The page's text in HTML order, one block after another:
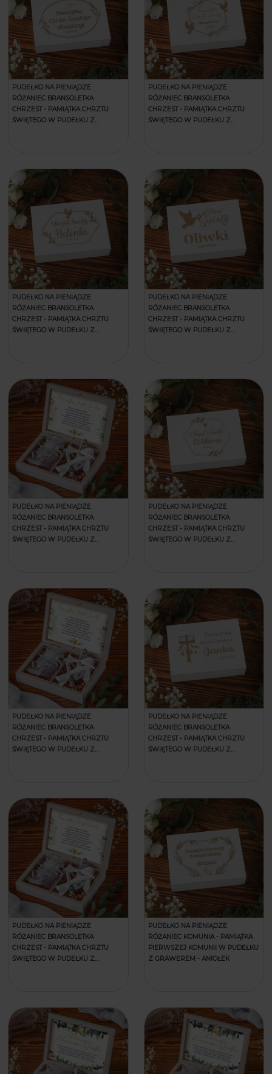
PUDEŁKO NA PIENIĄDZE
RÓŻANIEC BRANSOLETKA
CHRZEST - PAMIĄTKA CHRZTU
ŚWIĘTEGO W PUDEŁKU Z
PUDEŁKO NA PIENIĄDZE
RÓŻANIEC BRANSOLETKA
CHRZEST - PAMIĄTKA CHRZTU
ŚWIĘTEGO W PUDEŁKU Z
PUDEŁKO NA PIENIĄDZE
RÓŻANIEC BRANSOLETKA
CHRZEST - PAMIĄTKA CHRZTU
ŚWIĘTEGO W PUDEŁKU Z
PUDEŁKO NA PIENIĄDZE
RÓŻANIEC BRANSOLETKA
CHRZEST - PAMIĄTKA CHRZTU
ŚWIĘTEGO W PUDEŁKU Z
PUDEŁKO NA PIENIĄDZE
RÓŻANIEC BRANSOLETKA
CHRZEST - PAMIĄTKA CHRZTU
ŚWIĘTEGO W PUDEŁKU Z
PUDEŁKO NA PIENIĄDZE
RÓŻANIEC BRANSOLETKA
CHRZEST - PAMIĄTKA CHRZTU
ŚWIĘTEGO W PUDEŁKU Z
PUDEŁKO NA PIENIĄDZE
RÓŻANIEC BRANSOLETKA
CHRZEST - PAMIĄTKA CHRZTU
ŚWIĘTEGO W PUDEŁKU Z
PUDEŁKO NA PIENIĄDZE
RÓŻANIEC BRANSOLETKA
CHRZEST - PAMIĄTKA CHRZTU
ŚWIĘTEGO W PUDEŁKU Z
PUDEŁKO NA PIENIĄDZE
RÓŻANIEC BRANSOLETKA
CHRZEST - PAMIĄTKA CHRZTU
ŚWIĘTEGO W PUDEŁKU Z
PUDEŁKO NA PIENIĄDZE
RÓŻANIEC KOMUNIA - PAMIĄTKA
PIERWSZEJ KOMUNII W PUDEŁKU
Z GRAWEREM - ANIOŁEK